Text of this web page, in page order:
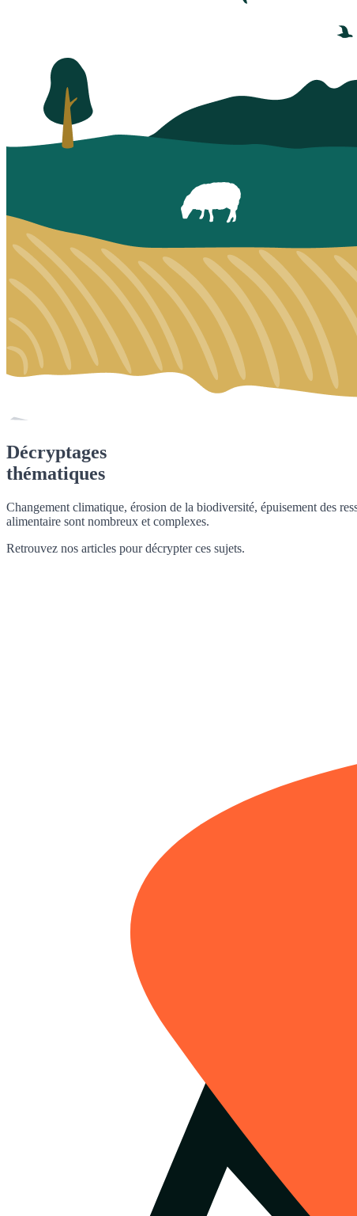
Décryptages
thématiques
Changement climatique, érosion de la biodiversité, épuisement des
alimentaire sont nombreux et complexes.
Retrouvez nos articles pour décrypter ces sujets.